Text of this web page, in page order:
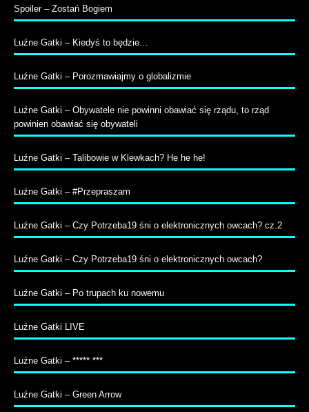
Spoiler – Zostań Bogiem
Luźne Gatki – Kiedyś to będzie…
Luźne Gatki – Porozmawiajmy o globalizmie
Luźne Gatki – Obywatele nie powinni obawiać się rządu, to rząd
powinien obawiać się obywateli
Luźne Gatki – Talibowie w Klewkach? He he he!
Luźne Gatki – #Przepraszam
Luźne Gatki – Czy Potrzeba19 śni o elektronicznych owcach? cz.2
Luźne Gatki – Czy Potrzeba19 śni o elektronicznych owcach?
Luźne Gatki – Po trupach ku nowemu
Luźne Gatki LIVE
Luźne Gatki – ***** ***
Luźne Gatki – Green Arrow